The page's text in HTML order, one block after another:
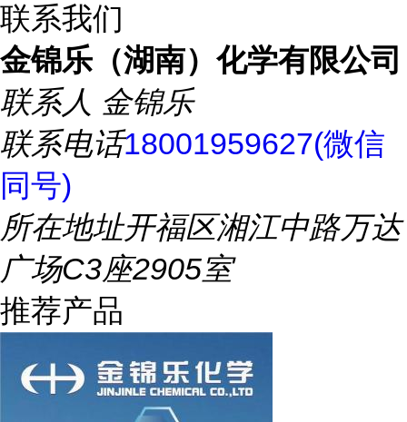
联系我们
金锦乐（湖南）化学有限公司
联系人 金锦乐
联系电话18001959627(微信
同号)
所在地址开福区湘江中路万达
广场C3座2905室
推荐产品